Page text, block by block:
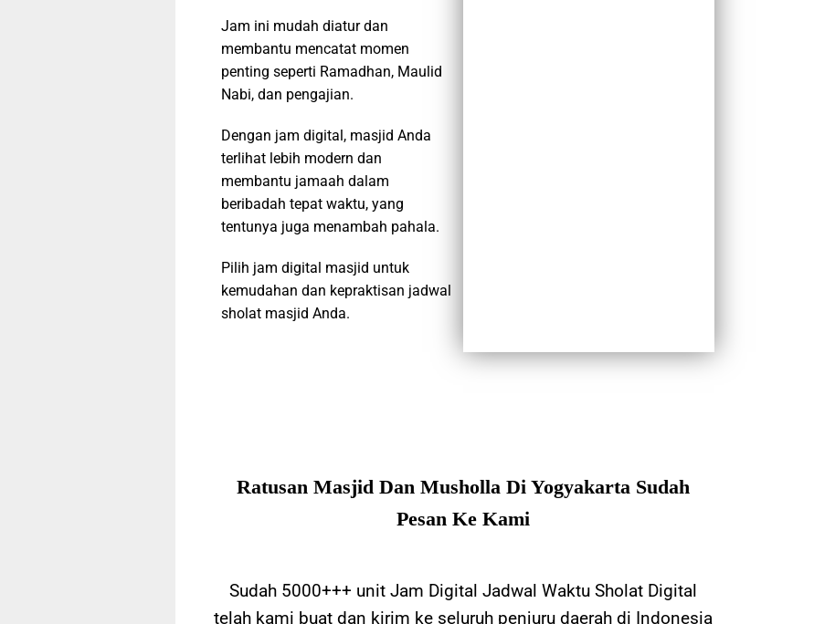
Jam ini mudah diatur dan
membantu mencatat momen
penting seperti Ramadhan, Maulid
Nabi, dan pengajian.
Dengan jam digital, masjid Anda
terlihat lebih modern dan
membantu jamaah dalam
beribadah tepat waktu, yang
tentunya juga menambah pahala.
Pilih jam digital masjid untuk
kemudahan dan kepraktisan jadwal
sholat masjid Anda.
Ratusan Masjid Dan Musholla Di Yogyakarta Sudah
Pesan Ke Kami
Sudah 5000+++ unit Jam Digital Jadwal Waktu Sholat Digital
telah kami buat dan kirim ke seluruh penjuru daerah di Indonesia